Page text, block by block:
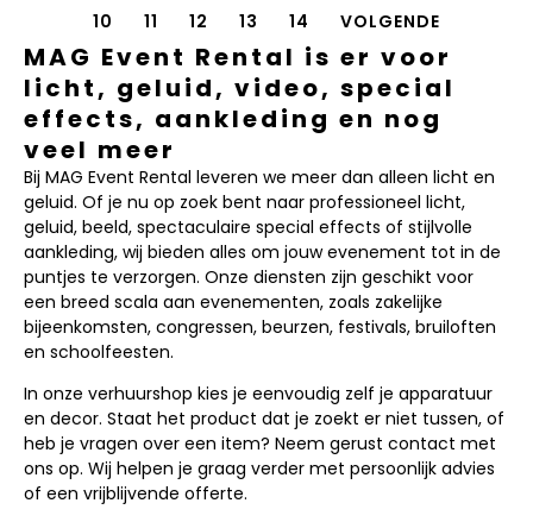
10
11 12 13 14 VOLGENDE
MAG Event Rental is er voor
licht, geluid, video, special
effects, aankleding en nog
veel meer
Bij MAG Event Rental leveren we meer dan alleen licht en
geluid. Of je nu op zoek bent naar professioneel licht,
geluid, beeld, spectaculaire special effects of stijlvolle
aankleding, wij bieden alles om jouw evenement tot in de
puntjes te verzorgen. Onze diensten zijn geschikt voor
een breed scala aan evenementen, zoals zakelijke
bijeenkomsten, congressen, beurzen, festivals, bruiloften
en schoolfeesten.
In onze verhuurshop kies je eenvoudig zelf je apparatuur
en decor. Staat het product dat je zoekt er niet tussen, of
heb je vragen over een item? Neem gerust contact met
ons op. Wij helpen je graag verder met persoonlijk advies
of een vrijblijvende offerte.